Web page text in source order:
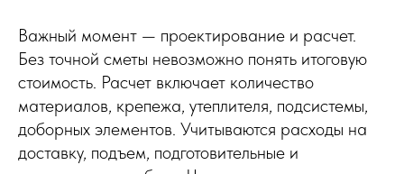
Важный момент — проектирование и расчет.
Без точной сметы невозможно понять итоговую
стоимость. Расчет включает количество
материалов, крепежа, утеплителя, подсистемы,
доборных элементов. Учитываются расходы на
доставку, подъем, подготовительные и